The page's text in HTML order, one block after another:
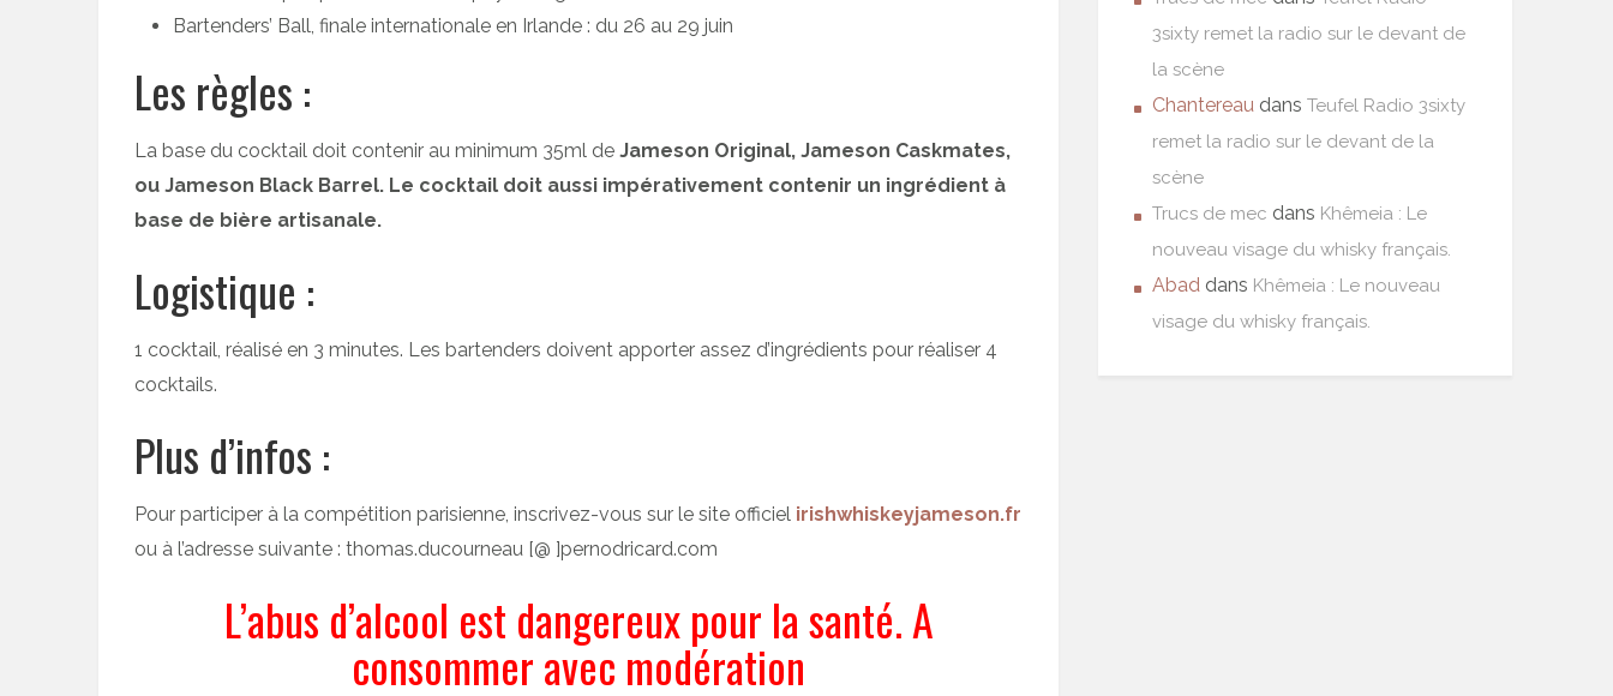
Bartenders’ Ball, finale internationale en Irlande : du 26 au 29 juin
Les règles :
La base du cocktail doit contenir au minimum 35ml de Jameson Original, Jameson Caskmates,
ou Jameson Black Barrel. Le cocktail doit aussi impérativement contenir un ingrédient à
base de bière artisanale.
Logistique :
1 cocktail, réalisé en 3 minutes. Les bartenders doivent apporter assez d’ingrédients pour réaliser 4
cocktails.
Plus d’infos :
Pour participer à la compétition parisienne, inscrivez-vous sur le site officiel irishwhiskeyjameson.fr
ou à l’adresse suivante : thomas.ducourneau [@ ]pernodricard.com
L’abus d’alcool est dangereux pour la santé. A
consommer avec modération
3sixty remet la radio sur le devant de
la scène
Chantereau dans Teufel Radio 3sixty
remet la radio sur le devant de la
scène
Trucs de mec dans Khêmeia : Le
nouveau visage du whisky français.
Abad dans Khêmeia : Le nouveau
visage du whisky français.